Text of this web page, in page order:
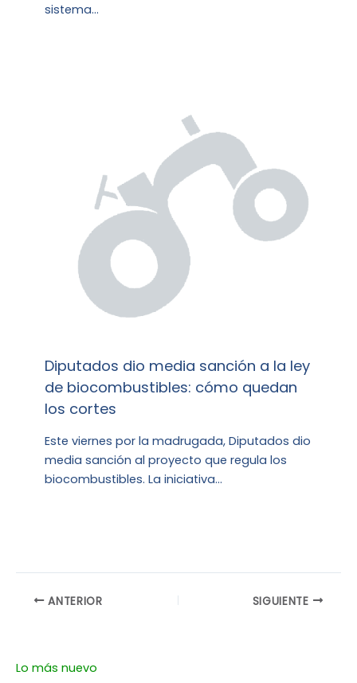
sistema…
Diputados dio media sanción a la ley
de biocombustibles: cómo quedan
los cortes
Este viernes por la madrugada, Diputados dio
media sanción al proyecto que regula los
biocombustibles. La iniciativa…
ANTERIOR SIGUIENTE
Lo más nuevo